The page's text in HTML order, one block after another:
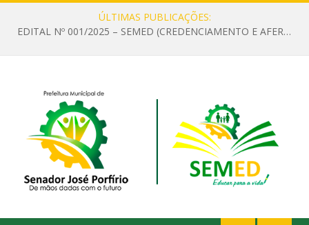
ÚLTIMAS PUBLICAÇÕES:
EDITAL Nº 001/2025 – SEMED (CREDENCIAMENTO E AFERIÇÃO DE CRITÉRIOS TÉCNICOS DE MÉRITO E DESEMPENHO PARA PROVIMENTO DO CARGO OU FUNÇÃO DE GESTOR ESCOLAR DAS UNIDADES DE ENSINO DA REDE MUNICIPAL DE SENADOR JO)